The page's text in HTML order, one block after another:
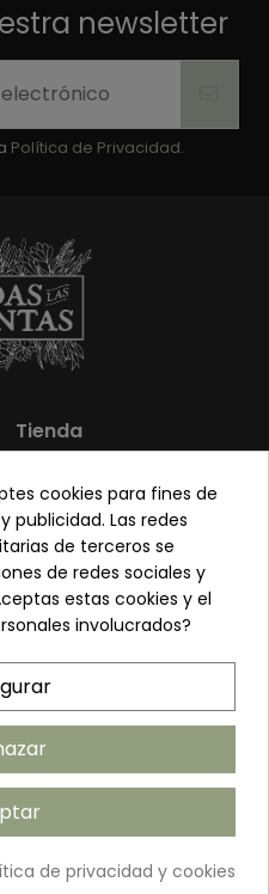
newsletter
Política de Privacidad.
Tienda
Mi cuenta
Contacto
Envíos y Devoluciones
Venta a profesionales
cookies para fines de
publicidad. Las redes
de terceros se
de redes sociales y
estas cookies y el
involucrados?
de privacidad y cookies